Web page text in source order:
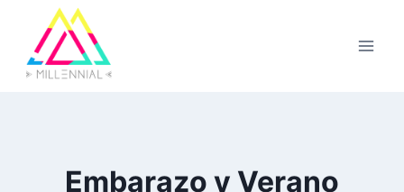
contenido
Embarazo y Verano